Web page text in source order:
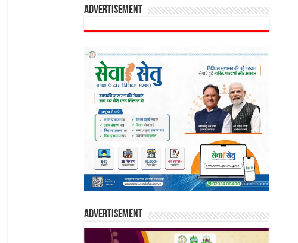
Advertisement
Advertisement